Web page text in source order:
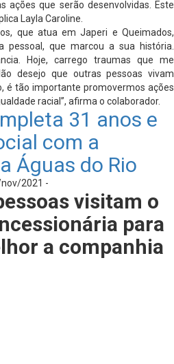
ações que serão desenvolvidas. Este
Layla Caroline.
que atua em Japeri e Queimados,
pessoal, que marcou a sua história.
Hoje, carrego traumas que me
desejo que outras pessoas vivam
é tão importante promovermos ações
racial”, afirma o colaborador.
31 anos e
com a
Águas do Rio
nov/2021 -
visitam o
para
a companhia